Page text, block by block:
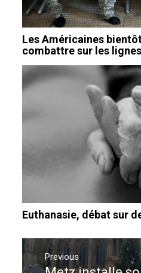
Les Américaines
combattre sur les
Euthanasie, débat sur
Navigation
de
Previous
Previous